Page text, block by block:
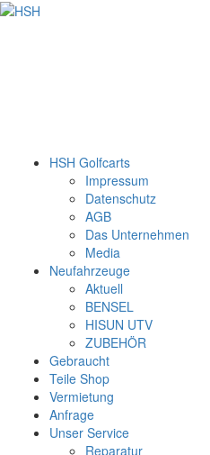
HSH Golfcarts
Impressum
Datenschutz
AGB
Das Unternehmen
Media
Neufahrzeuge
Aktuell
BENSEL
HISUN UTV
ZUBEHÖR
Gebraucht
Teile Shop
Vermietung
Anfrage
Unser Service
Reparatur